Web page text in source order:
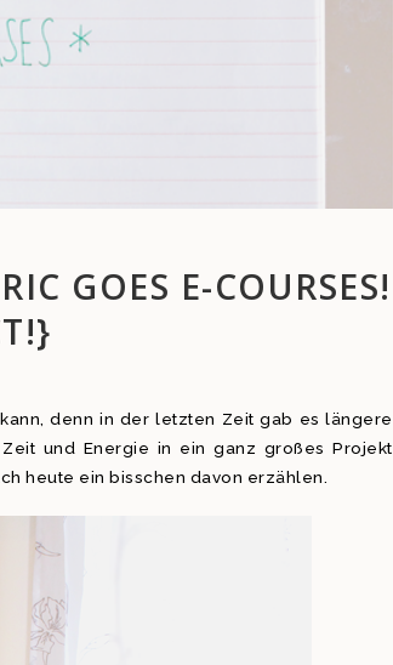
GOES E-COURSES!
denn in der letzten Zeit gab es längere
und Energie in ein ganz großes Projekt
heute ein bisschen davon erzählen.